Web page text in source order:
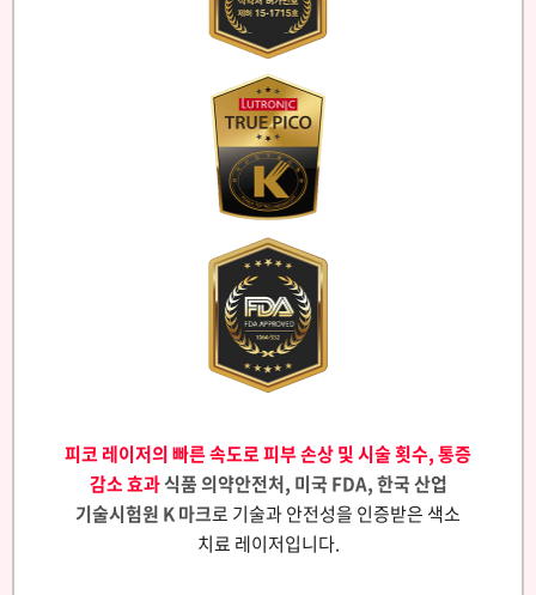
피코 레이저의 빠른 속도로 피부 손상 및 시술 횟수, 통증
감소 효과 식품 의약안전처, 미국 FDA, 한국 산업
기술시험원 K 마크로 기술과 안전성을 인증받은 색소
치료 레이저입니다.